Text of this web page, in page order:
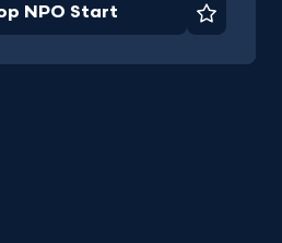
NPO Start